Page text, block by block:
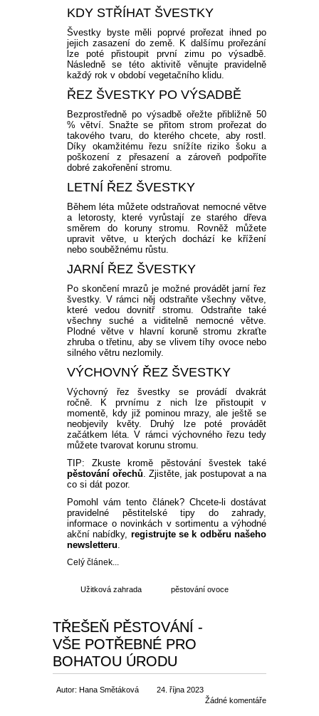
KDY STŘÍHAT ŠVESTKY
Švestky byste měli poprvé prořezat ihned po
jejich zasazení do země. K dalšímu prořezání
lze poté přistoupit první zimu po výsadbě.
Následně se této aktivitě věnujte pravidelně
každý rok v období vegetačního klidu.
ŘEZ ŠVESTKY PO VÝSADBĚ
Bezprostředně po výsadbě ořežte přibližně 50
% větví. Snažte se přitom strom prořezat do
takového tvaru, do kterého chcete, aby rostl.
Díky okamžitému řezu snížíte riziko šoku a
poškození z přesazení a zároveň podpoříte
dobré zakořenění stromu.
LETNÍ ŘEZ ŠVESTKY
Během léta můžete odstraňovat nemocné větve
a letorosty, které vyrůstají ze starého dřeva
směrem do koruny stromu. Rovněž můžete
upravit větve, u kterých dochází ke křížení
nebo souběžnému růstu.
JARNÍ ŘEZ ŠVESTKY
Po skončení mrazů je možné provádět jarní řez
švestky. V rámci něj odstraňte všechny větve,
které vedou dovnitř stromu. Odstraňte také
všechny suché a viditelně nemocné větve.
Plodné větve v hlavní koruně stromu zkraťte
zhruba o třetinu, aby se vlivem tíhy ovoce nebo
silného větru nezlomily.
VÝCHOVNÝ ŘEZ ŠVESTKY
Výchovný řez švestky se provádí dvakrát
ročně. K prvnímu z nich lze přistoupit v
momentě, kdy již pominou mrazy, ale ještě se
neobjevily květy. Druhý lze poté provádět
začátkem léta. V rámci výchovného řezu tedy
můžete tvarovat korunu stromu.
TIP: Zkuste kromě pěstování švestek také
pěstování ořechů. Zjistěte, jak postupovat a na
co si dát pozor.
Pomohl vám tento článek? Chcete-li dostávat
pravidelné pěstitelské tipy do zahrady,
informace o novinkách v sortimentu a výhodné
akční nabídky, registrujte se k odběru našeho
newsletteru.
Celý článek...
Užitková zahrada pěstování ovoce
TŘEŠEŇ PĚSTOVÁNÍ -
VŠE POTŘEBNÉ PRO
BOHATOU ÚRODU
Autor: Hana Smětáková
24. října 2023
Žádné komentáře